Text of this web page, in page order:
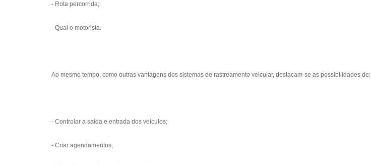
- Rota percorrida;
- Qual o motorista.
Ao mesmo tempo, como outras vantagens dos sistemas de rastreamento veicular, destacam-se as possibilidades de:
- Controlar a saída e entrada dos veículos;
- Criar agendamentos;